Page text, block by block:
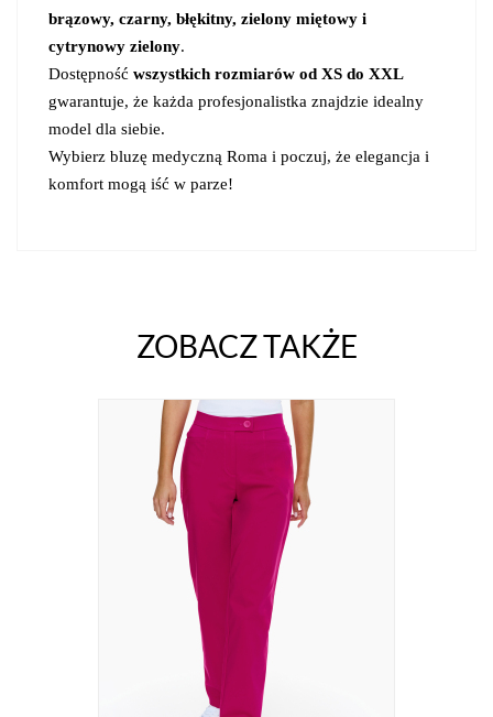
brązowy, czarny, błękitny, zielony miętowy i
cytrynowy zielony.
Dostępność wszystkich rozmiarów od XS do XXL
gwarantuje, że każda profesjonalistka znajdzie idealny
model dla siebie.
Wybierz bluzę medyczną Roma i poczuj, że elegancja i
komfort mogą iść w parze!
ZOBACZ TAKŻE